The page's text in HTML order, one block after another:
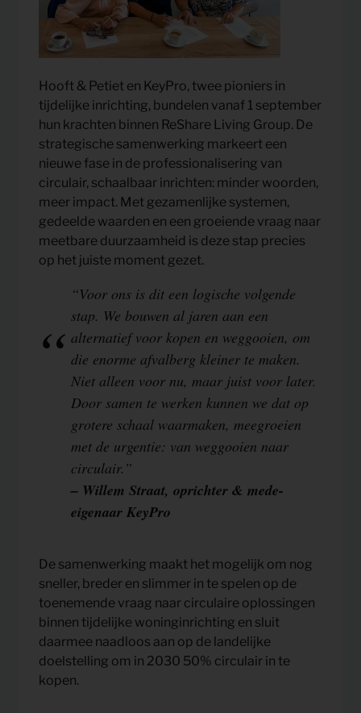
Hooft & Petiet en KeyPro, twee pioniers in
tijdelijke inrichting, bundelen vanaf 1 september
hun krachten binnen ReShare Living Group. De
strategische samenwerking markeert een
nieuwe fase in de professionalisering van
circulair, schaalbaar inrichten: minder woorden,
meer impact. Met gezamenlijke systemen,
gedeelde waarden en een groeiende vraag naar
meetbare duurzaamheid is deze stap precies
op het juiste moment gezet.
“Voor ons is dit een logische volgende
stap. We bouwen al jaren aan een
alternatief voor kopen en weggooien, om
die enorme afvalberg kleiner te maken.
Niet alleen voor nu, maar juist voor later.
Door samen te werken kunnen we dat op
grotere schaal waarmaken, meegroeien
met de urgentie: van weggooien naar
circulair.”
– Willem Straat, oprichter & mede-
eigenaar KeyPro
De samenwerking maakt het mogelijk om nog
sneller, breder en slimmer in te spelen op de
toenemende vraag naar circulaire oplossingen
binnen tijdelijke woninginrichting en sluit
daarmee naadloos aan op de landelijke
doelstelling om in 2030 50% circulair in te
kopen.